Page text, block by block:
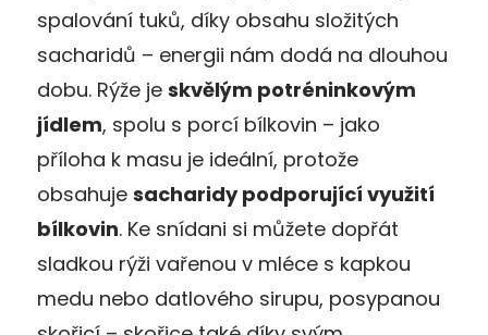
spalování tuků, díky obsahu složitých
sacharidů – energii nám dodá na dlouhou
dobu. Rýže je skvělým potréninkovým
jídlem, spolu s porcí bílkovin – jako
příloha k masu je ideální, protože
obsahuje sacharidy podporující využití
bílkovin. Ke snídani si můžete dopřát
sladkou rýži vařenou v mléce s kapkou
medu nebo datlového sirupu, posypanou